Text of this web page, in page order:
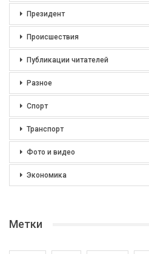
Президент
Происшествия
Публикации читателей
Разное
Спорт
Транспорт
Фото и видео
Экономика
Метки